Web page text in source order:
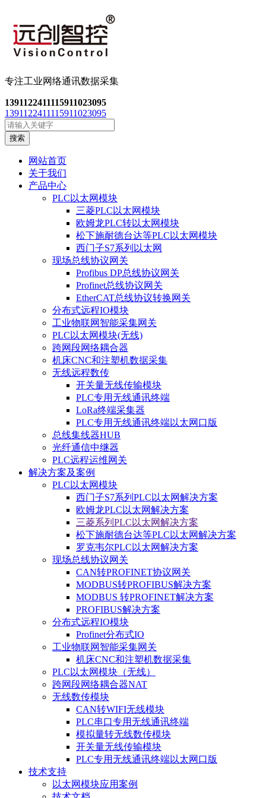
专注工业网络通讯数据采集
1391122411115911023095
1391122411115911023095
搜索
网站首页
关于我们
产品中心
PLC以太网模块
三菱PLC以太网模块
欧姆龙PLC转以太网模块
松下施耐德台达等PLC以太网模块
西门子S7系列以太网
现场总线协议网关
Profibus DP总线协议网关
Profinet总线协议网关
EtherCAT总线协议转换网关
分布式远程IO模块
工业物联网智能采集网关
PLC以太网模块(无线)
跨网段网络耦合器
机床CNC和注塑机数据采集
无线远程数传
开关量无线传输模块
PLC专用无线通讯终端
LoRa终端采集器
PLC专用无线通讯终端以太网口版
总线集线器HUB
光纤通信中继器
PLC远程运维网关
解决方案及案例
PLC以太网模块
西门子S7系列PLC以太网解决方案
欧姆龙PLC以太网解决方案
三菱系列PLC以太网解决方案
松下施耐德台达等PLC以太网解决方案
罗克韦尔PLC以太网解决方案
现场总线协议网关
CAN转PROFINET协议网关
MODBUS转PROFIBUS解决方案
MODBUS 转PROFINET解决方案
PROFIBUS解决方案
分布式远程IO模块
Profinet分布式IO
工业物联网智能采集网关
机床CNC和注塑机数据采集
PLC以太网模块（无线）
跨网段网络耦合器NAT
无线数传模块
CAN转WIFI无线模块
PLC串口专用无线通讯终端
模拟量转无线数传模块
开关量无线传输模块
PLC专用无线通讯终端以太网口版
技术支持
以太网模块应用案例